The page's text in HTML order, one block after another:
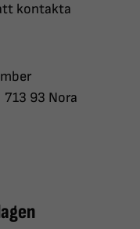
kontakta
93 Nora